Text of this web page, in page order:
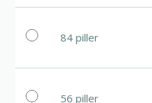
84 piller
56 piller